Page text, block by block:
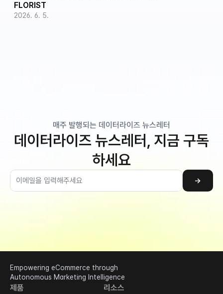
FLORIST
2026. 6. 5.
매주 발행되는 데이터라이즈 뉴스레터
데이터라이즈 뉴스레터, 지금 구독
하세요
→
Empowering eCommerce through
Autonomous Marketing Intelligence
제품 리소스